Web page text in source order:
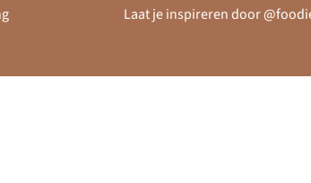
Laat je inspireren door